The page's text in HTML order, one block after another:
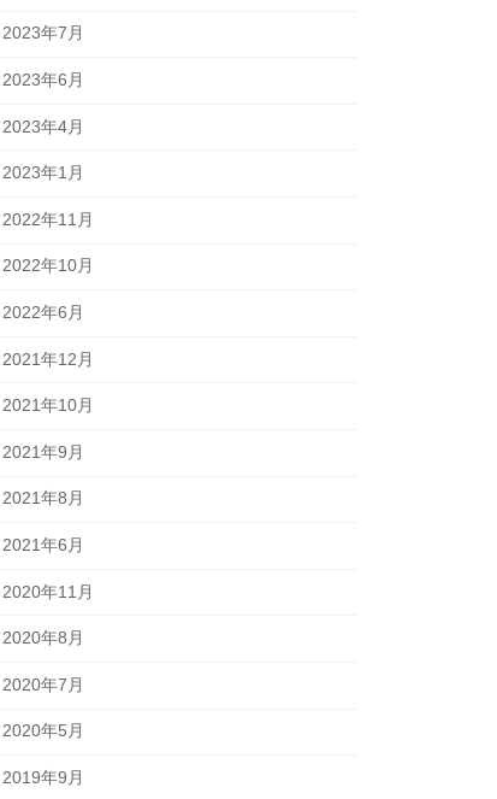
2023年7月
2023年6月
2023年4月
2023年1月
2022年11月
2022年10月
2022年6月
2021年12月
2021年10月
2021年9月
2021年8月
2021年6月
2020年11月
2020年8月
2020年7月
2020年5月
2019年9月